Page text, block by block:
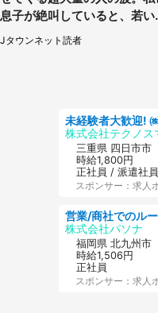
息子が絶叫していると、若い
ップルの乗客が...（東京都・
代女性）
Jタウンネット読者
株式会社テクノス
三重県 四日市市
時給1,800円
正社員 / 派遣社員
スポンサー：求人
株式会社パソナ
福岡県 北九州市
時給1,506円
正社員
スポンサー：求人